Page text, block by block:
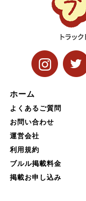
ホーム
よくあるご質問
お問い合わせ
運営会社
利用規約
ブルル掲載料金
掲載お申し込み